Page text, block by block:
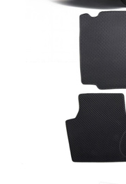
Каталог
Honda Elysion
- 2013